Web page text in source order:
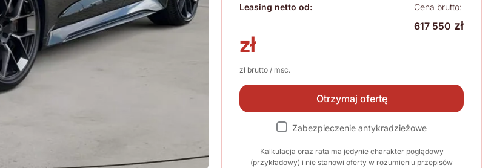
Leasing netto od:
zł
zł brutto / msc.
Cena brutto:
617 550 zł
Otrzymaj ofertę
Zabezpieczenie antykradzieżowe
Kalkulacja oraz rata ma jedynie charakter poglądowy
(przykładowy) i nie stanowi oferty w rozumieniu przepisów